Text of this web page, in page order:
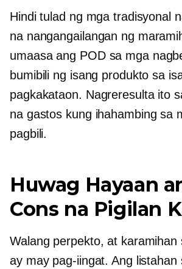
Hindi tulad ng mga tradisyonal
na nangangailangan ng
umaasa ang POD sa mga
bumibili ng isang produkto sa
pagkakataon. Nagreresulta ito
na gastos kung ihahambing sa
pagbili.
Huwag Hayaan
Cons na Pigilan
Walang perpekto, at karamihan
ay may pag-iingat. Ang listahan